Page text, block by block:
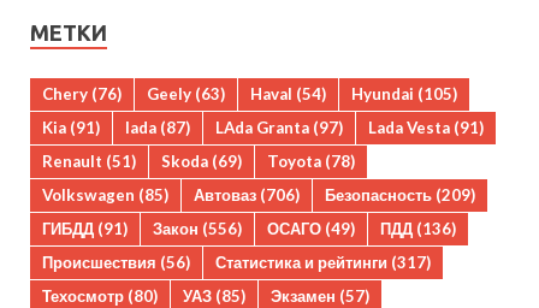
МЕТКИ
Chery (76) Geely (63) Haval (54) Hyundai (105)
Kia (91) lada (87) LAda Granta (97) Lada Vesta (91)
Renault (51) Skoda (69) Toyota (78)
Volkswagen (85) Автоваз (706) Безопасность (209)
ГИБДД (91) Закон (556) ОСАГО (49) ПДД (136)
Происшествия (56) Статистика и рейтинги (317)
Техосмотр (80) УАЗ (85) Экзамен (57)